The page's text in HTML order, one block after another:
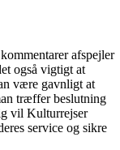
afspejler
også vigtigt at
være gavnligt at
træffer beslutning
vil Kulturrejser
service og sikre